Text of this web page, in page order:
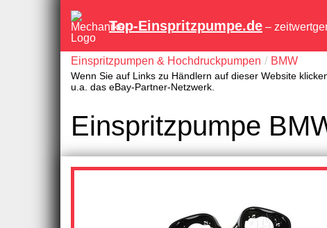
Top-Einspritzpumpe.de –
Einspritzpumpen & Hochdruckpumpen BMW
Wenn Sie auf Links zu Händlern auf dieser Website
u.a. das eBay-Partner-Netzwerk.
Einspritzpumpe